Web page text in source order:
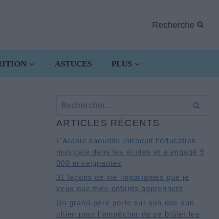
Recherche
ASTUCES PLUS
Rechercher :
ARTICLES RÉCENTS
L’Arabie saoudite introduit l’éducation
musicale dans les écoles et a engagé 9
000 enseignantes
31 leçons de vie importantes que je
veux que mes enfants apprennent
Un grand-père porte sur son dos son
chien pour l’empêcher de se brûler les